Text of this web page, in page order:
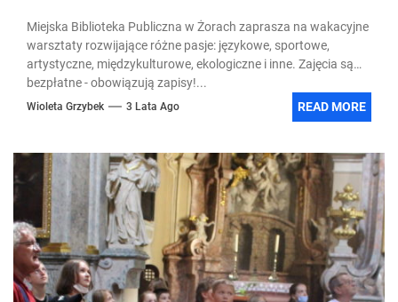
Miejska Biblioteka Publiczna w Żorach zaprasza na wakacyjne
warsztaty rozwijające różne pasje: językowe, sportowe,
artystyczne, międzykulturowe, ekologiczne i inne. Zajęcia są
bezpłatne - obowiązują zapisy!...
Wioleta Grzybek 3 Lata Ago READ MORE